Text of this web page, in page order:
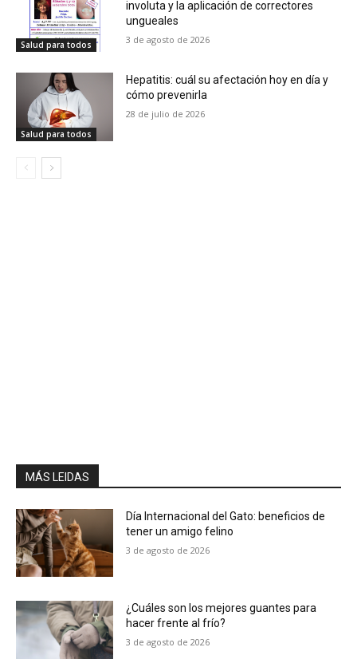
Salud para todos
involuta y la aplicación de correctores
ungueales
3 de agosto de 2026
Salud para todos
Hepatitis: cuál su afectación hoy en día y
cómo prevenirla
28 de julio de 2026
MÁS LEIDAS
Día Internacional del Gato: beneficios de
tener un amigo felino
3 de agosto de 2026
¿Cuáles son los mejores guantes para
hacer frente al frío?
3 de agosto de 2026